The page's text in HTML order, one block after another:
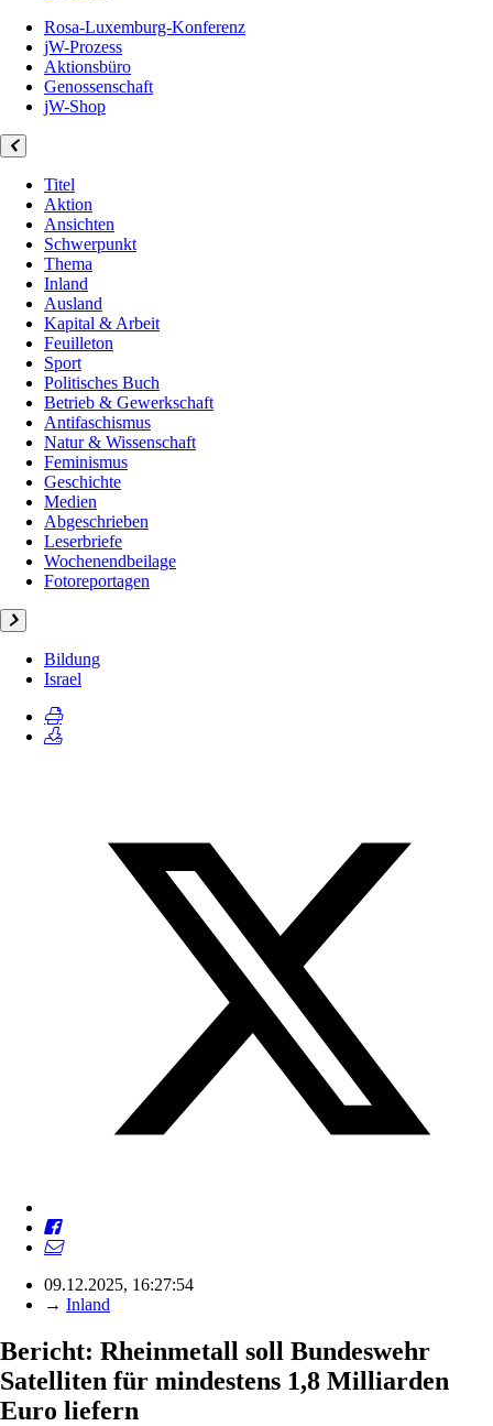
Rosa-Luxemburg-Konferenz
jW-Prozess
Aktionsbüro
Genossenschaft
jW-Shop
Titel
Aktion
Ansichten
Schwerpunkt
Thema
Inland
Ausland
Kapital & Arbeit
Feuilleton
Sport
Politisches Buch
Betrieb & Gewerkschaft
Antifaschismus
Natur & Wissenschaft
Feminismus
Geschichte
Medien
Abgeschrieben
Leserbriefe
Wochenendbeilage
Fotoreportagen
Bildung
Israel
09.12.2025, 16:27:54
→ Inland
Bericht: Rheinmetall soll Bundeswehr
Satelliten für mindestens 1,8 Milliarden
Euro liefern